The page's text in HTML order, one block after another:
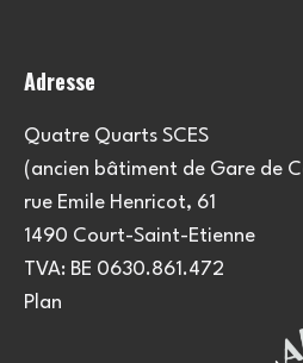
Adresse
Quatre Quarts SCES
(ancien bâtiment de Gare de
rue Emile Henricot, 61
1490 Court-Saint-Etienne
TVA: BE 0630.861.472
Plan